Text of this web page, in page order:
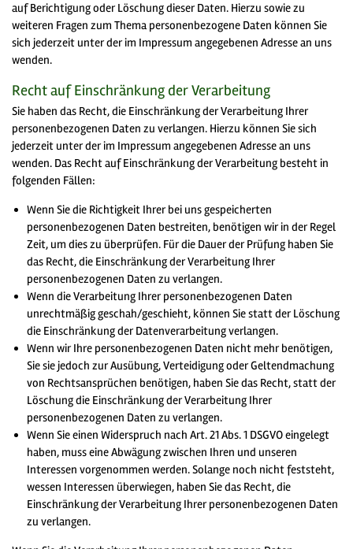
auf Berichtigung oder Löschung dieser Daten. Hierzu sowie zu
weiteren Fragen zum Thema personenbezogene Daten können Sie
sich jederzeit unter der im Impressum angegebenen Adresse an uns
wenden.
Recht auf Einschränkung der Verarbeitung
Sie haben das Recht, die Einschränkung der Verarbeitung Ihrer
personenbezogenen Daten zu verlangen. Hierzu können Sie sich
jederzeit unter der im Impressum angegebenen Adresse an uns
wenden. Das Recht auf Einschränkung der Verarbeitung besteht in
folgenden Fällen:
Wenn Sie die Richtigkeit Ihrer bei uns gespeicherten
personenbezogenen Daten bestreiten, benötigen wir in der Regel
Zeit, um dies zu überprüfen. Für die Dauer der Prüfung haben Sie
das Recht, die Einschränkung der Verarbeitung Ihrer
personenbezogenen Daten zu verlangen.
Wenn die Verarbeitung Ihrer personenbezogenen Daten
unrechtmäßig geschah/geschieht, können Sie statt der Löschung
die Einschränkung der Datenverarbeitung verlangen.
Wenn wir Ihre personenbezogenen Daten nicht mehr benötigen,
Sie sie jedoch zur Ausübung, Verteidigung oder Geltendmachung
von Rechtsansprüchen benötigen, haben Sie das Recht, statt der
Löschung die Einschränkung der Verarbeitung Ihrer
personenbezogenen Daten zu verlangen.
Wenn Sie einen Widerspruch nach Art. 21 Abs. 1 DSGVO eingelegt
haben, muss eine Abwägung zwischen Ihren und unseren
Interessen vorgenommen werden. Solange noch nicht feststeht,
wessen Interessen überwiegen, haben Sie das Recht, die
Einschränkung der Verarbeitung Ihrer personenbezogenen Daten
zu verlangen.